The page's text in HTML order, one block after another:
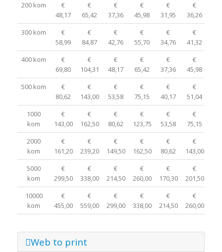
200 kom
€
48,17
€
65,42
€
37,36
€
45,98
€
31,95
€
36,26
300 kom
€
58,99
€
84,87
€
42,76
€
55,70
€
34,76
€
41,32
400 kom
€
69,80
€
104,31
€
48,17
€
65,42
€
37,36
€
45,98
500 kom
€
80,62
€
143,00
€
53,58
€
75,15
€
40,17
€
51,04
1000
kom
€
143,00
€
162,50
€
80,62
€
123,75
€
53,58
€
75,15
2000
kom
€
161,20
€
239,20
€
149,50
€
162,50
€
80,62
€
143,00
5000
kom
€
299,50
€
338,00
€
214,50
€
260,00
€
170,30
€
201,50
10000
kom
€
455,00
€
559,00
€
299,00
€
338,00
€
214,50
€
260,00
Web to print